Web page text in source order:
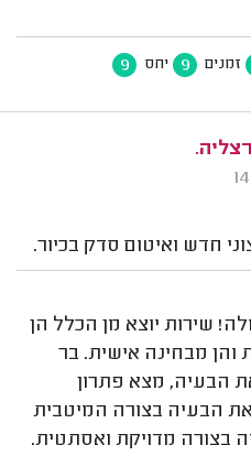
זמנים 9 יחס 9
חדש ואיטום סדק בכיור.
שירות יוצא מן הכלל הן
והן מבחינה אישית. בר
הבעיה, מצא פתרון
את הבעיה בצורה המיטבית
בצורה מדויקת ואסתטית.